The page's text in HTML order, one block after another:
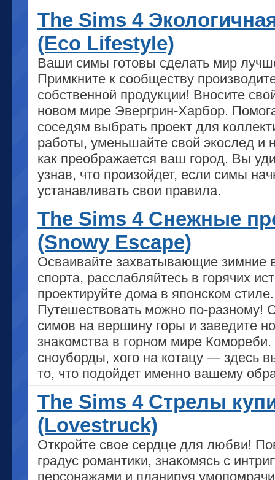
The Sims 4
(Eco Lifestyle)
Ваши симы готовы сделать мир
Примкните к сообществу
собственной продукции! Вносите
новом мире Эвергрин-Харбор.
соседям выбрать проект для
работы, уменьшайте свой экослед и
как преображается ваш город. Вы
узнав, что произойдет, если симы
устанавливать свои правила.
The Sims 4 Снежные
(Snowy Escape)
Осваивайте захватывающие зимние
спорта, расслабляйтесь в горячих
проектируйте дома в японском стиле.
Путешествовать можно по-разному!
симов на вершину горы и заведите
знакомства в горном мире
сноуборды, хого на котацу — здесь
то, что подойдет именно вашему
The Sims 4 Стрелы
(Lovestruck)
Откройте свое сердце для любви!
градус романтики, знакомясь с
персонажами и планируя